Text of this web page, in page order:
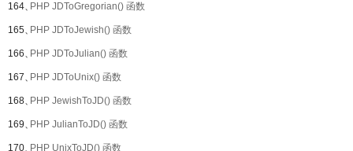
164、PHP JDToGregorian() 函数
165、PHP JDToJewish() 函数
166、PHP JDToJulian() 函数
167、PHP JDToUnix() 函数
168、PHP JewishToJD() 函数
169、PHP JulianToJD() 函数
170、PHP UnixToJD() 函数